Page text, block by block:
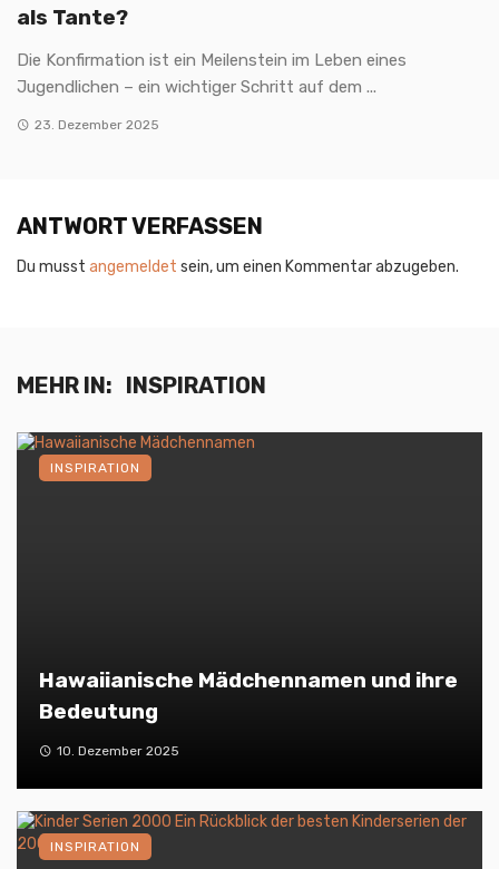
als Tante?
Die Konfirmation ist ein Meilenstein im Leben eines
Jugendlichen – ein wichtiger Schritt auf dem ...
23. Dezember 2025
ANTWORT VERFASSEN
Du musst angemeldet sein, um einen Kommentar abzugeben.
MEHR IN: INSPIRATION
Hawaiianische Mädchennamen und ihre
Bedeutung
10. Dezember 2025
INSPIRATION
INSPIRATION